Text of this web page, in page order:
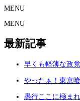
MENU
MENU
最新記事
早くも軽薄な政
やったぁ！東京
愚行ここに極ま